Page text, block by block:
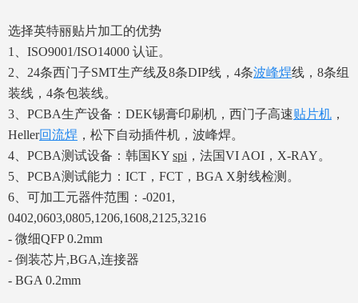
选择英特丽贴片加工的优势
1、ISO9001/ISO14000 认证。
2、24条西门子SMT生产线及8条DIP线，4条波峰焊线，8条组
装线，4条包装线。
3、PCBA生产设备：DEK锡膏印刷机，西门子高速贴片机 ，
Heller回流焊 ，松下自动插件机，波峰焊。
4、PCBA测试设备：韩国KY spi ，法国VI AOI，X-RAY。
5、PCBA测试能力：ICT，FCT，BGA X射线检测。
6、可加工元器件范围：-0201,
0402,0603,0805,1206,1608,2125,3216
- 微细QFP 0.2mm
- 倒装芯片,BGA,连接器
- BGA 0.2mm